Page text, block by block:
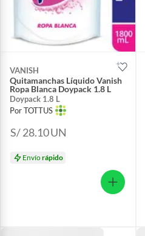
VANISH
Quitamanchas Líquido Vanish
Ropa Blanca Doypack 1.8 L
Doypack 1.8 L
Por TOTTUS
S/ 28.10UN
Envíorápido